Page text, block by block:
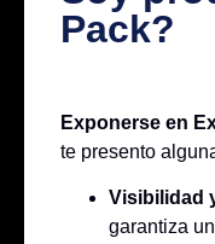
Pack?
Exponerse en
te presento
Visibilidad
garantiza